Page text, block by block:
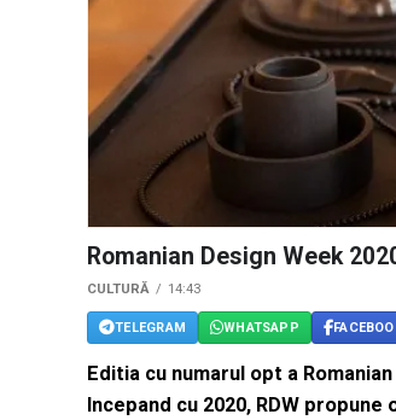
Romanian Design Week
CULTURĂ 14:43
TELEGRAM WHATSAPP
Editia cu numarul opt a
Incepand cu 2020, RDW